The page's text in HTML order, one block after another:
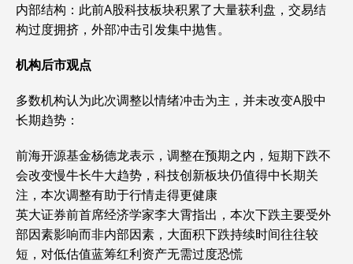
‌内部结构‌：此前A股科技板块积累了大量获利盘，交易结
构过度拥挤，外部冲击引发集中抛售。
机构后市观点
多数机构认为此次调整以情绪冲击为主，并未改变A股中
长期趋势：
前海开源基金杨德龙表示，调整在预期之内，短期下跌不
会改变慢牛长牛大趋势，科技创新板块仍值得中长期关
注，本次调整有助于行情走得更健康
英大证券前首席经济学家李大霄指出，本次下跌主要受外
部因素影响而非内部因素，大面积下跌持续时间往往较
短，对低估值蓝筹红利资产无需过度恐慌